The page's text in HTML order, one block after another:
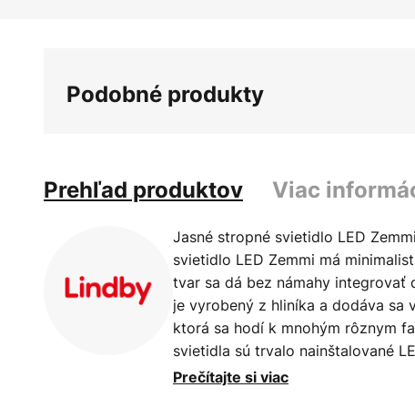
obrázkov
Podobné produkty
Prehľad produktov Viac
Jasné stropné svietidlo LED
svietidlo LED Zemmi má
tvar sa dá bez námahy integrovať
je vyrobený z hliníka a dodáva sa
ktorá sa hodí k mnohým rôznym
svietidla sú trvalo nainštalované
univerzálne biele svetlo, ktoré je
Prečítajte si viac